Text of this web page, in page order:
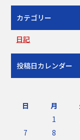
カテゴリー
日記
投稿日カレンダー
日
月
1
7
8